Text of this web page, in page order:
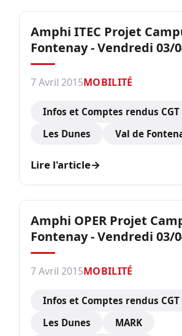
Amphi ITEC Projet
Fontenay - Vendredi 03/
7 Avril 2015MOBILITÉ
Infos et Comptes rendus CGT
Les Dunes
Val de
Lire l'article→
Amphi OPER Projet
Fontenay - Vendredi 03/
7 Avril 2015MOBILITÉ
Infos et Comptes rendus CGT
Les Dunes
MARK